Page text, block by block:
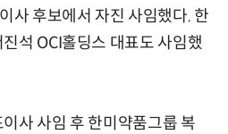
사 후보에서 자진 사임했다. 한
석 OCI홀딩스 대표도 사임했
사 사임 후 한미약품그룹 복